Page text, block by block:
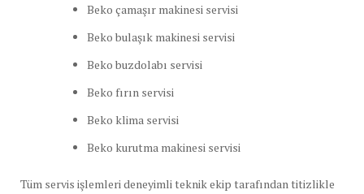
Beko çamaşır makinesi servisi
Beko bulaşık makinesi servisi
Beko buzdolabı servisi
Beko fırın servisi
Beko klima servisi
Beko kurutma makinesi servisi
Tüm servis işlemleri deneyimli teknikekip tarafından titizlikle